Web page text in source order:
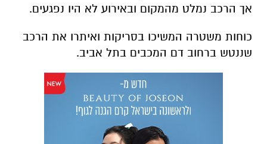
אך הרכב נמלט מהמקום ובאירוע לא היו נפגעים.
כוחות משטרה המשיכו בסריקות ואיתרו את הרכב
שננטש ברחוב דם המכבים בתל אביב.